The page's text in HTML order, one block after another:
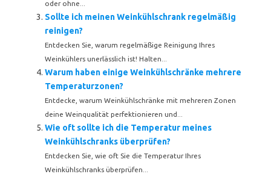
oder ohne...
Sollte ich meinen Weinkühlschrank regelmäßig
reinigen?
Entdecken Sie, warum regelmäßige Reinigung Ihres
Weinkühlers unerlässlich ist! Halten...
Warum haben einige Weinkühlschränke mehrere
Temperaturzonen?
Entdecke, warum Weinkühlschränke mit mehreren Zonen
deine Weinqualität perfektionieren und...
Wie oft sollte ich die Temperatur meines
Weinkühlschranks überprüfen?
Entdecken Sie, wie oft Sie die Temperatur Ihres
Weinkühlschranks überprüfen...